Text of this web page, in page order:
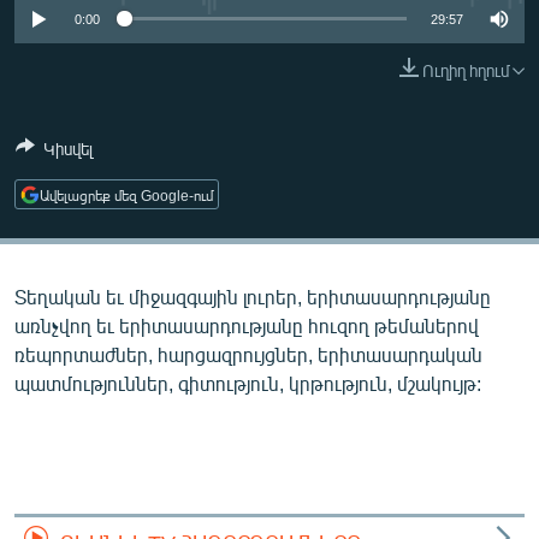
ՄԻՋԱԶԳԱՅԻՆ
ՄԵԿՆԱԲԱՆՈՒԹՅՈՒՆ
ՏՏ ԵՒ ԻՆՏԵՐՆԵՏ
ԿՈՐՈՆԱՎԻՐՈՒՍ
ՏԵՍԱՆՅՈՒԹԵՐ
ԲԱՆԱՎԵՃ
Հայերեն
0:00 29:57
Ուղիղ հղում
Կիսվել
Ավելացրեք մեզ Google-ում
Տեղական եւ միջազգային լուրեր, երիտասարդությանը
առնչվող եւ երիտասարդությանը հուզող թեմաներով
ռեպորտաժներ, հարցազրույցներ, երիտասարդական
պատմություններ, գիտություն, կրթություն, մշակույթ: